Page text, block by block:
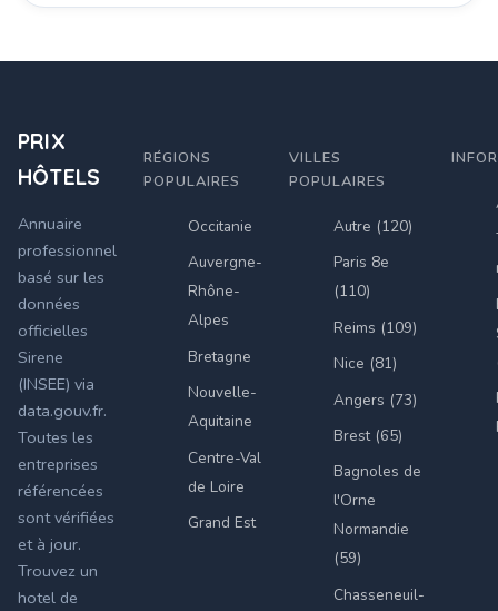
PRIX
HÔTELS
Annuaire
professionnel
basé sur les
données
officielles
Sirene
(INSEE) via
data.gouv.fr.
Toutes les
entreprises
référencées
sont vérifiées
et à jour.
Trouvez un
hotel de
RÉGIONS
POPULAIRES
Occitanie
Auvergne-
Rhône-
Alpes
Bretagne
Nouvelle-
Aquitaine
Centre-Val
de Loire
Grand Est
VILLES
POPULAIRES
Autre (120)
Paris 8e
(110)
Reims (109)
Nice (81)
Angers (73)
Brest (65)
Bagnoles de
l'Orne
Normandie
(59)
Chasseneuil-